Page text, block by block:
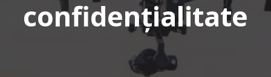
confidențialitate